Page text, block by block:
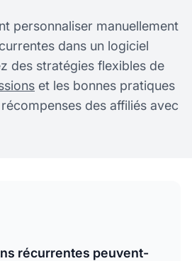
personnaliser manuellement
dans un logiciel
des stratégies flexibles de
et les bonnes pratiques
des affiliés avec
récurrentes peuvent-